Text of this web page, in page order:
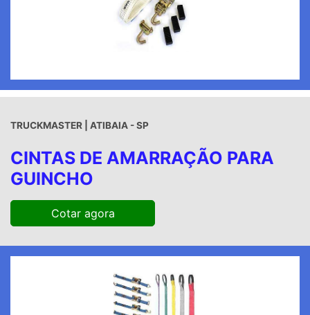
TRUCKMASTER | ATIBAIA - SP
CINTAS DE AMARRAÇÃO PARA
GUINCHO
Cotar agora